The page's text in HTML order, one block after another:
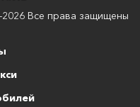
Все права защищены